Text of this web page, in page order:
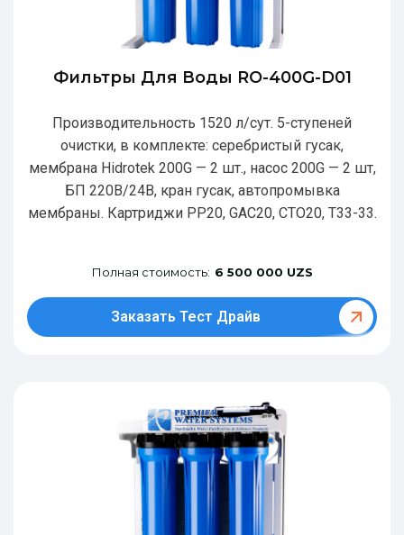
Фильтры Для Воды RO-400G-D01
Производительность 1520 л/сут. 5-ступеней
очистки, в комплекте: серебристый гусак,
мембрана Hidrotek 200G — 2 шт., насос 200G — 2 шт,
БП 220В/24В, кран гусак, автопромывка
мембраны. Картриджи РР20, GAC20, CTO20, T33-33.
Полная стоимость: 6 500 000 UZS
Заказать Тест Драйв